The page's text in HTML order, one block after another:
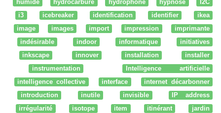
humide hydrocarbure hydrophone hypnose
I2C
i3
icebreaker identification identifier
ikea
image
images import impression
imprimante
indésirable
indoor informatique
initiatives
inkscape
innover installation
installer
instrumentation
Intelligence artificielle
intelligence collective
interface
internet décarbonner
introduction
inutile invisible
IP address
irrégularité
isotope item itinérant
jardin